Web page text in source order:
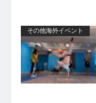
その他海外イベント